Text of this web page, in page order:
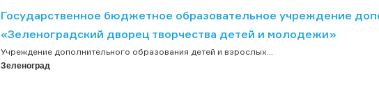
Государственное бюджетное образовательное учреждение
«Зеленоградский дворец творчества детей и молодежи»
Учреждение дополнительного образования детей и взрослых...
Зеленоград